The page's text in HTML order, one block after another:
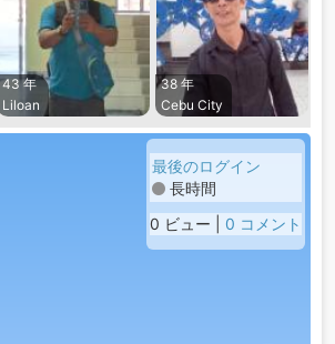
43 年
Liloan
38 年
Cebu City
最後のログイン
長時間
0 ビュー | 0 コメント